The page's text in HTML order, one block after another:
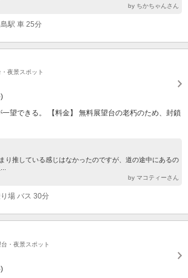
by ちかちゃんさん
駅 車 25分
夜景スポット
望できる。 【料金】 無料展望台の老朽のため、封鎖
り推している感じはなかったのですが、道の途中にあるの
by マコティーさん
場 バス 30分
・夜景スポット